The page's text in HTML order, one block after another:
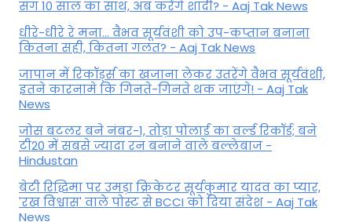
संग 10 साल का साथ, अब करेंगे शादी? - Aaj Tak News
धीरे-धीरे रे मना… वैभव सूर्यवंशी को उप-कप्तान बनाना
कितना सही, कितना गलत? - Aaj Tak News
जापान में रिकॉर्ड्स का खजाना लेकर उतरेंगे वैभव सूर्यवंशी,
इतने कारनामे कि गिनते-गिनते थक जाएंगे! - Aaj Tak
News
जोस बटलर बने नंबर-1, तोड़ा पोलार्ड का वर्ल्ड रिकॉर्ड; बने
टी20 में सबसे ज्यादा रन बनाने वाले बल्लेबाज -
Hindustan
बेटी र‍िद्ध‍िमा पर उमड़ा क्रिकेटर सूर्यकुमार यादव का प्यार,
'रख विश्वास' वाले पोस्ट से BCCI को दिया संदेश - Aaj Tak
News